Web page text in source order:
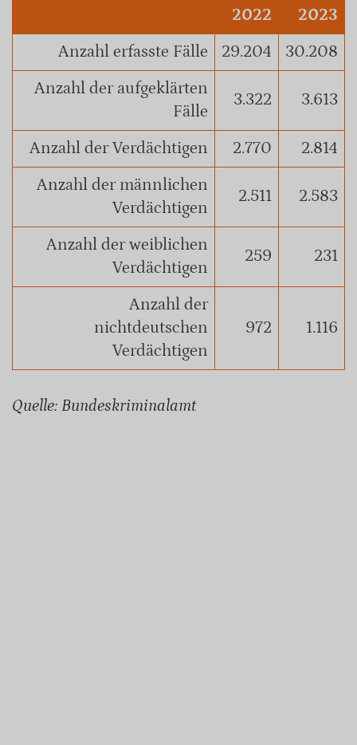
2022
2023
Anzahl erfasste Fälle
29.204
30.208
Anzahl der aufgeklärten
Fälle
3.322 3.613
Anzahl der Verdächtigen 2.770
2.814
Anzahl der männlichen
Verdächtigen
2.511 2.583
Anzahl der weiblichen
Verdächtigen
259 231
Anzahl der
nichtdeutschen
Verdächtigen
972 1.116
Quelle: Bundeskriminalamt